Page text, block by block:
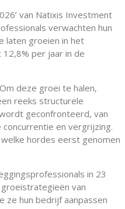
van Natixis Investment
verwachten hun
laten groeien in het
per jaar in de
deze groei te halen,
reeks structurele
geconfronteerd, van
en vergrijzing.
hordes eerst genomen
in 23
van
ze hun bedrijf aanpassen